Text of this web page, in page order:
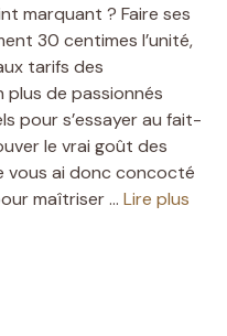
marquant ? Faire ses
30 centimes l’unité,
tarifs des
de passionnés
pour s’essayer au fait-
le vrai goût des
vous ai donc concocté
maîtriser … Lire plus